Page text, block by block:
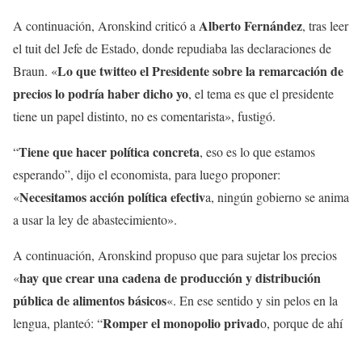
A continuación, Aronskind criticó a Alberto Fernández, tras leer
el tuit del Jefe de Estado, donde repudiaba las declaraciones de
Braun. «Lo que twitteo el Presidente sobre la remarcación de
precios lo podría haber dicho yo, el tema es que el presidente
tiene un papel distinto, no es comentarista», fustigó.
“Tiene que hacer política concreta, eso es lo que estamos
esperando”, dijo el economista, para luego proponer:
«Necesitamos acción política efectiva, ningún gobierno se anima
a usar la ley de abastecimiento».
A continuación, Aronskind propuso que para sujetar los precios
«hay que crear una cadena de producción y distribución
pública de alimentos básicos«. En ese sentido y sin pelos en la
lengua, planteó: “Romper el monopolio privado, porque de ahí